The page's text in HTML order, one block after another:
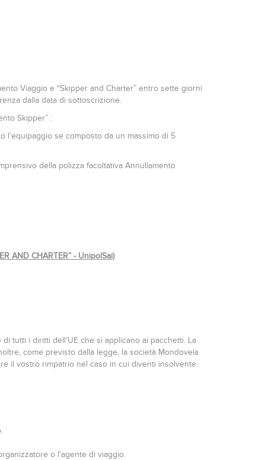
Viaggio e “Skipper and Charter” entro sette giorni
dalla data di sottoscrizione.
Skipper” :
l’equipaggio se composto da un massimo di 5
della polizza facoltativa Annullamento
AND CHARTER” - UnipolSai)
tutti i diritti dell’UE che si applicano ai pacchetti. La
come previsto dalla legge, la società Mondovela
il vostro rimpatrio nel caso in cui diventi insolvente.
o l'agente di viaggio.